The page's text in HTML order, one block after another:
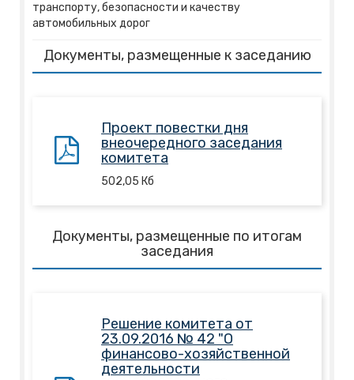
транспорту, безопасности и качеству
автомобильных дорог
Документы, размещенные к заседанию
Проект повестки дня
внеочередного заседания
комитета
502,05 Кб
Документы, размещенные по итогам
заседания
Решение комитета от
23.09.2016 № 42 "О
финансово-хозяйственной
деятельности